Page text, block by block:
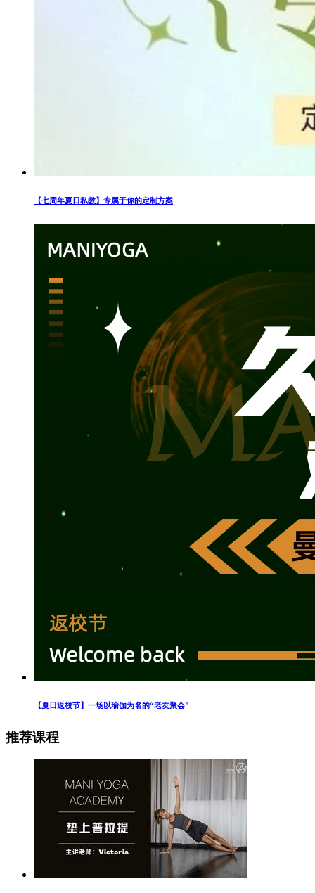
【七周年夏日私教】专属于你的定制方案
【夏日返校节】一场以瑜伽为名的“老友聚会”
推荐课程